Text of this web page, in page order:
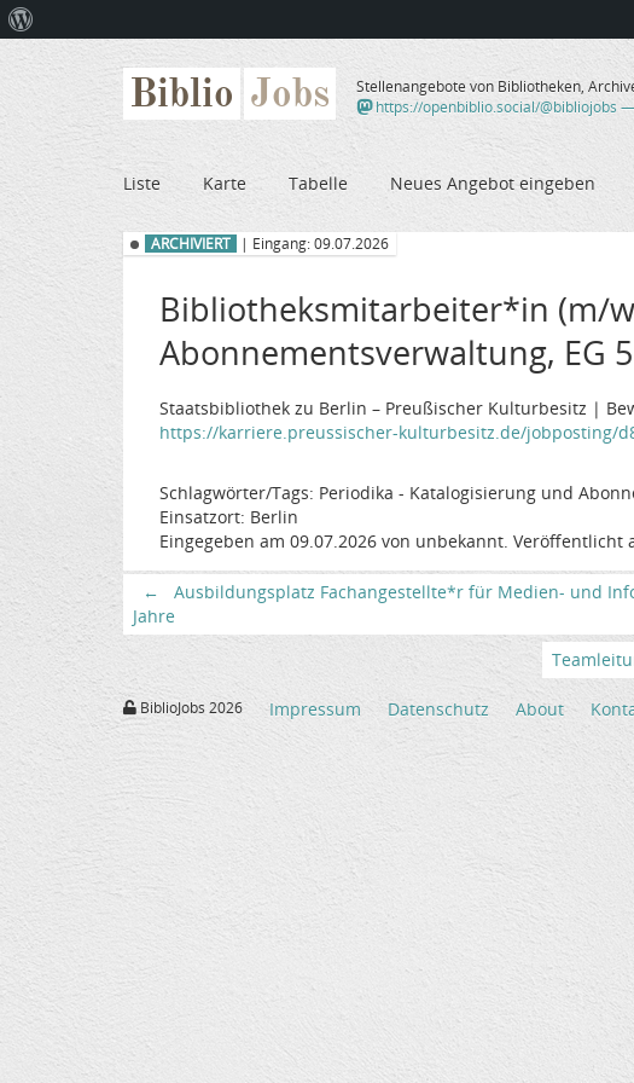
Biblio Jobs
Stellenangebote von Bibliotheken,
https://openbiblio.social/@bibliojobs —
Liste Karte Tabelle Neues Angebot eingeben
ARCHIVIERT | Eingang: 09.07.2026
Bibliotheksmitarbeiter*in (m/
Abonnementsverwaltung, EG
Staatsbibliothek zu Berlin – Preußischer Kulturbesitz |
https://karriere.preussischer-kulturbesitz.de/jobposting/
Schlagwörter/Tags: Periodika - Katalogisierung und
Einsatzort: Berlin
Eingegeben am 09.07.2026 von unbekannt. Veröffentlicht
←
Ausbildungsplatz Fachangestellte*r für Medien- und
Jahre
BiblioJobs 2026 Impressum Datenschutz About
WordPress